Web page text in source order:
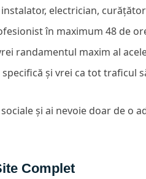
electrician,
în maximum 48 de
randamentul maxim al
și vrei ca tot traficul
și ai nevoie doar de o
Complet